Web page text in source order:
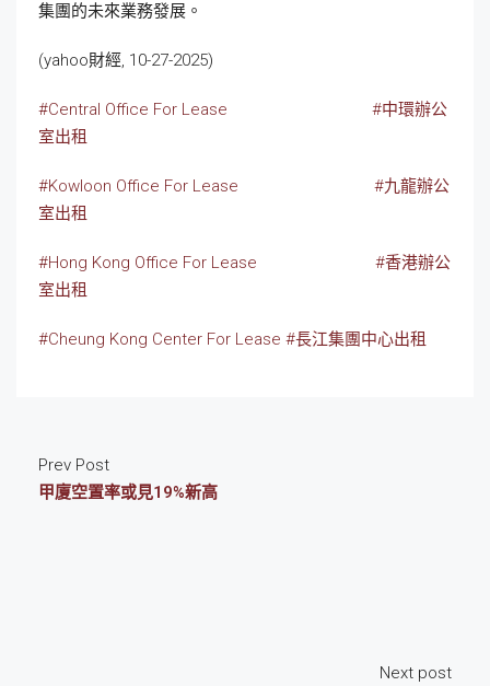
集團的未來業務發展。
(yahoo財經, 10-27-2025)
#Central Office For Lease
#中環辦公
室出租
#Kowloon Office For Lease
#九龍辦公
室出租
#Hong Kong Office For Lease
#香港辦公
室出租
#Cheung Kong Center For Lease #長江集團中心出租
Prev Post
甲廈空置率或見19%新高
Next post